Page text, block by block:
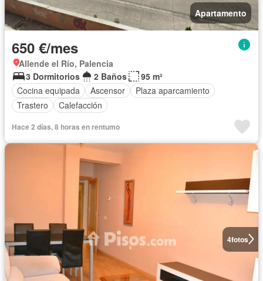
Apartamento
650 €/mes
Allende el Río, Palencia
3 Dormitorios
2 Baños
95 m²
Cocina equipada
Ascensor
Plaza aparcamiento
Trastero
Calefacción
Hace 2 días, 8 horas en rentumo
4fotos